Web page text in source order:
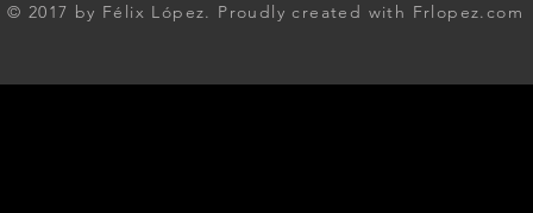
© 2017 by Félix López. Proudly created with Frlopez.com